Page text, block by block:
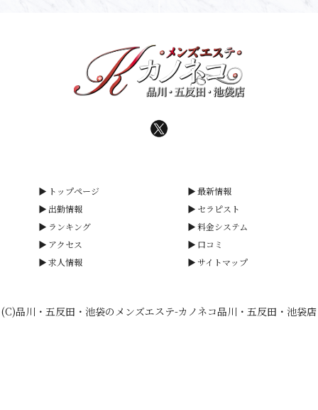
トップページ
最新情報
出勤情報
セラピスト
ランキング
料金システム
アクセス
口コミ
求人情報
サイトマップ
(C)品川・五反田・池袋のメンズエステ-カノネコ品川・五反田・池袋店